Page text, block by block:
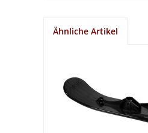
Ähnliche Artikel